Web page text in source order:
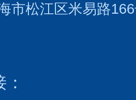
市松江区米易路